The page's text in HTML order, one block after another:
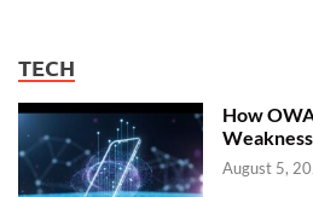
TECH
How
August 5,